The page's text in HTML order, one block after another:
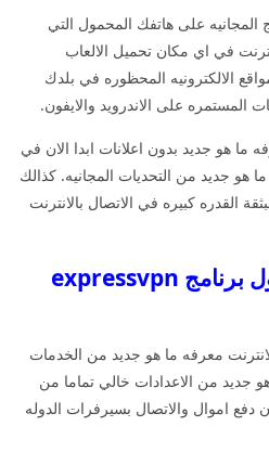
المجانيه على هاتفك المحمول التي
في اي مكان تحميل الالعاب
الالكترونيه المحظوره في بلدك
المستمره على الاندرويد والايفون.
ما هو جديد بدون اعلانات ابدا الان في
هو جديد من التحديات المجانيه. كذالك
القدره كبيره في الاتصال بالانترنت
النصائح والارشادات حول برنامج expressvpn
معرفه ما هو جديد من الخدمات
جديد من الاعدادات خالي تماما من
دفع اموال والاتصال بسيرفرات الدوله